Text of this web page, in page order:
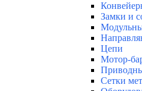
Замки и
Цепи
Мотор-
Сетки